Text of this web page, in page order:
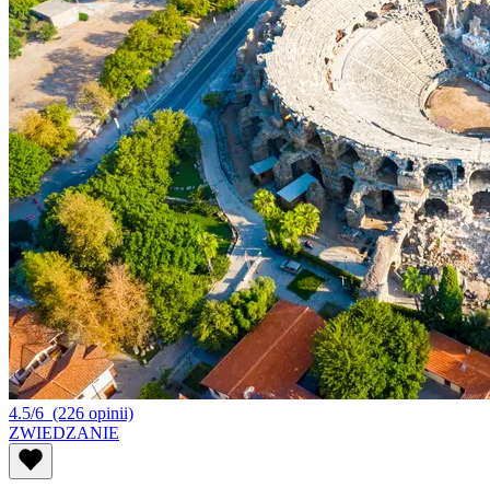
4.5/6 (226 opinii)
ZWIEDZANIE